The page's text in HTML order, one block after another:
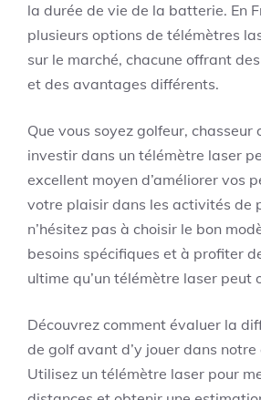
la durée de vie de la batterie. En
plusieurs options de télémètres
sur le marché, chacune offrant
et des avantages différents.
Que vous soyez golfeur, chasseur
investir dans un télémètre laser
excellent moyen d’améliorer vos
votre plaisir dans les activités de
n’hésitez pas à choisir le bon
besoins spécifiques et à profiter
ultime qu’un télémètre laser peut
Découvrez comment évaluer la
de golf avant d’y jouer dans
Utilisez un télémètre laser pour